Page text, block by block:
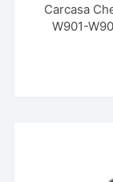
Carcasa
W901-